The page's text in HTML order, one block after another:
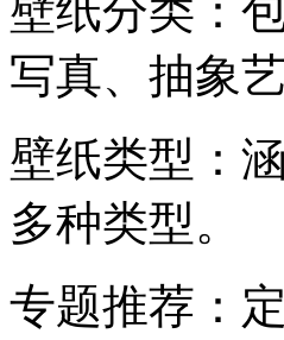
壁纸分类：
写真、抽象
壁纸类型：
多种类型。
专题推荐：